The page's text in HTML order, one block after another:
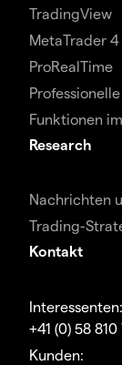
TradingView
MetaTrader 4
ProRealTime
Funktionen
Research
Nachrichten
Trading-
Kontakt
Interessenten:
+41 (0) 58
Kunden: